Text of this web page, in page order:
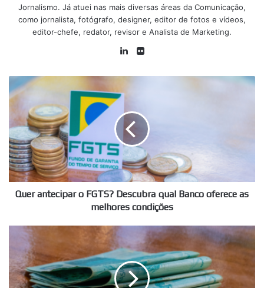
Jornalismo. Já atuei nas mais diversas áreas da Comunicação,
como jornalista, fotógrafo, designer, editor de fotos e vídeos,
editor-chefe, redator, revisor e Analista de Marketing.
Linkedin
Quer
antecipar
o
FGTS?
Descubra
qual
Banco
oferece
as
melhores
Quer antecipar o FGTS? Descubra qual Banco oferece as
melhores condições
Ministério
Trabalho
pode
liberar